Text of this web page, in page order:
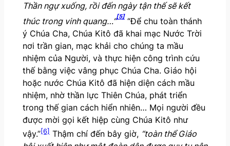
Thần ngự xuống, rồi đến ngày tận thế sẽ kết
thúc trong vinh quang…”[5]“Để chu toàn thánh
ý Chúa Cha, Chúa Kitô đã khai mạc Nước Trời
nơi trần gian, mạc khải cho chúng ta mầu
nhiệm của Người, và thực hiện công trình cứu
thế bằng việc vâng phục Chúa Cha. Giáo hội
hoặc nước Chúa Kitô đã hiện diện cách mầu
nhiệm, nhờ thần lực Thiên Chúa, phát triển
trong thế gian cách hiển nhiên… Mọi người đều
được mời gọi kết hiệp cùng Chúa Kitô như
vậy.”[6]Thậm chí đến bây giờ, “toàn thể Giáo